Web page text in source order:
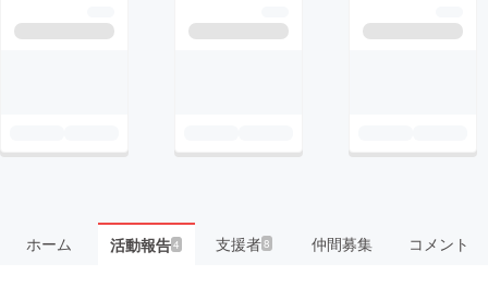
ホーム 活動報告4 支援者8 仲間募集 コメント